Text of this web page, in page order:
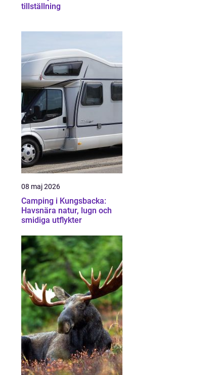
tillställning
08 maj 2026
Camping i Kungsbacka:
Havsnära natur, lugn och
smidiga utflykter